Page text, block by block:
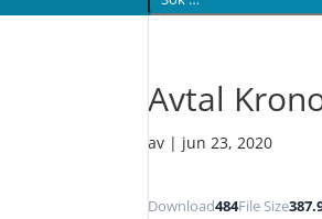
Avtal
av | jun 23, 2020
Download484File Size